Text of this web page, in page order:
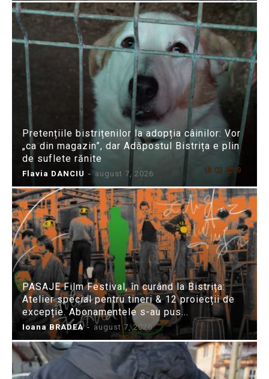
Pretențiile bistrițenilor la adopția câinilor: Vor
„ca din magazin”, dar Adăpostul Bistrița e plin
de suflete rănite
Flavia DANCIU - august 7, 2026
PASAJE Film Festival, în curând la Bistrița:
Atelier special pentru tineri & 12 proiecții de
excepție. Abonamentele s-au pus...
Ioana BRADEA - august 7, 2026